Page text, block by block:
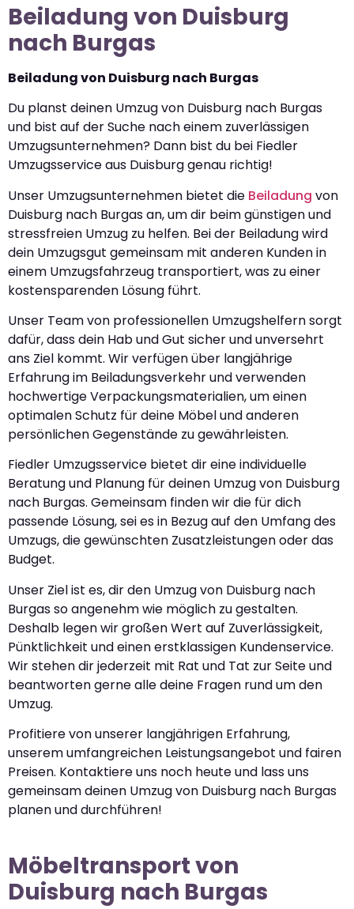
Beiladung von Duisburg
nach Burgas
Beiladung von Duisburg nach Burgas
Du planst deinen Umzug von Duisburg nach Burgas
und bist auf der Suche nach einem zuverlässigen
Umzugsunternehmen? Dann bist du bei Fiedler
Umzugsservice aus Duisburg genau richtig!
Unser Umzugsunternehmen bietet die Beiladung von
Duisburg nach Burgas an, um dir beim günstigen und
stressfreien Umzug zu helfen. Bei der Beiladung wird
dein Umzugsgut gemeinsam mit anderen Kunden in
einem Umzugsfahrzeug transportiert, was zu einer
kostensparenden Lösung führt.
Unser Team von professionellen Umzugshelfern sorgt
dafür, dass dein Hab und Gut sicher und unversehrt
ans Ziel kommt. Wir verfügen über langjährige
Erfahrung im Beiladungsverkehr und verwenden
hochwertige Verpackungsmaterialien, um einen
optimalen Schutz für deine Möbel und anderen
persönlichen Gegenstände zu gewährleisten.
Fiedler Umzugsservice bietet dir eine individuelle
Beratung und Planung für deinen Umzug von Duisburg
nach Burgas. Gemeinsam finden wir die für dich
passende Lösung, sei es in Bezug auf den Umfang des
Umzugs, die gewünschten Zusatzleistungen oder das
Budget.
Unser Ziel ist es, dir den Umzug von Duisburg nach
Burgas so angenehm wie möglich zu gestalten.
Deshalb legen wir großen Wert auf Zuverlässigkeit,
Pünktlichkeit und einen erstklassigen Kundenservice.
Wir stehen dir jederzeit mit Rat und Tat zur Seite und
beantworten gerne alle deine Fragen rund um den
Umzug.
Profitiere von unserer langjährigen Erfahrung,
unserem umfangreichen Leistungsangebot und fairen
Preisen. Kontaktiere uns noch heute und lass uns
gemeinsam deinen Umzug von Duisburg nach Burgas
planen und durchführen!
Möbeltransport von
Duisburg nach Burgas